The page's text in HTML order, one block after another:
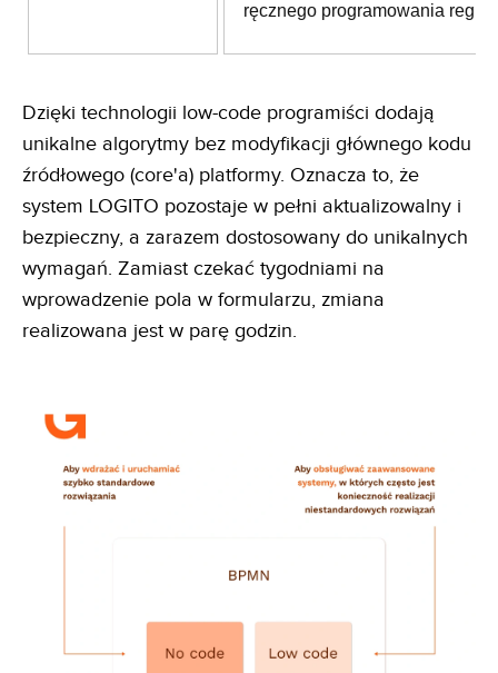
ręcznego programowania reguł.
Dzięki technologii low-code programiści dodają
unikalne algorytmy bez modyfikacji głównego kodu
źródłowego (core'a) platformy. Oznacza to, że
system LOGITO pozostaje w pełni aktualizowalny i
bezpieczny, a zarazem dostosowany do unikalnych
wymagań. Zamiast czekać tygodniami na
wprowadzenie pola w formularzu, zmiana
realizowana jest w parę godzin.